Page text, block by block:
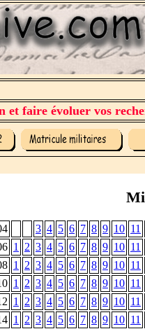
et faire évoluer vos
3 4 5 6 7 8 9 10 11
1 2 3 4 5 6 7 8 9 10 11
1 2 3 4 5 6 7 8 9 10 11
1 2 3 4 5 6 7 8 9 10 11
1 2 3 4 5 6 7 8 9 10 11
1 2 3 4 5 6 7 8 9 10 11